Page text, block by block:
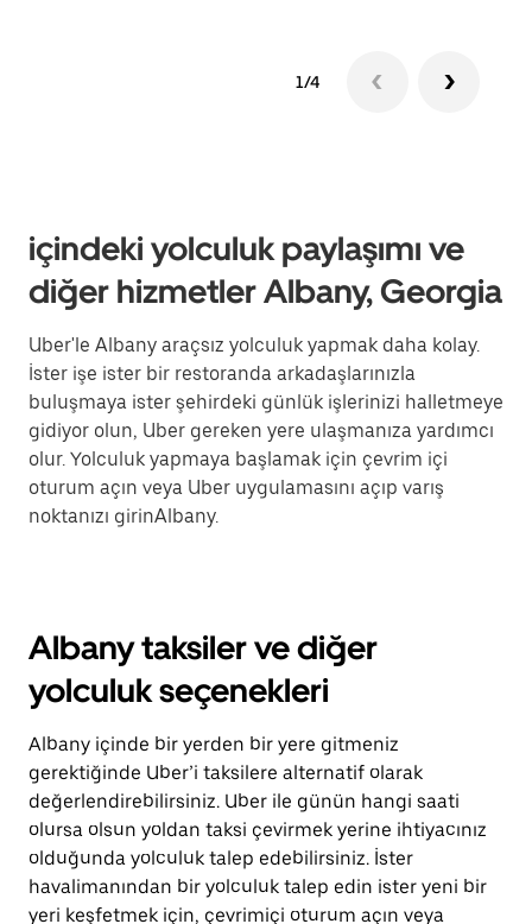
1/4
içindeki yolculuk paylaşımı ve
diğer hizmetler Albany, Georgia
Uber'le Albany araçsız yolculuk yapmak daha kolay.
İster işe ister bir restoranda arkadaşlarınızla
buluşmaya ister şehirdeki günlük işlerinizi halletmeye
gidiyor olun, Uber gereken yere ulaşmanıza yardımcı
olur. Yolculuk yapmaya başlamak için çevrim içi
oturum açın veya Uber uygulamasını açıp varış
noktanızı girinAlbany.
Albany taksiler ve diğer
yolculuk seçenekleri
Albany içinde bir yerden bir yere gitmeniz
gerektiğinde Uber’i taksilere alternatif olarak
değerlendirebilirsiniz. Uber ile günün hangi saati
olursa olsun yoldan taksi çevirmek yerine ihtiyacınız
olduğunda yolculuk talep edebilirsiniz. İster
havalimanından bir yolculuk talep edin ister yeni bir
yeri keşfetmek için, çevrimiçi oturum açın veya